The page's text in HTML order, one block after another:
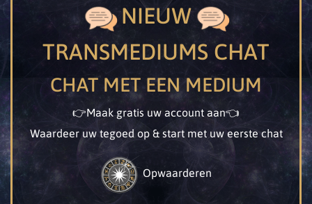
NIEUW
TRANSMEDIUMS CHAT
CHAT MET EEN MEDIUM
👉Maak gratis uw account aan👈
Waardeer uw tegoed op & start met uw eerste chat
Opwaarderen